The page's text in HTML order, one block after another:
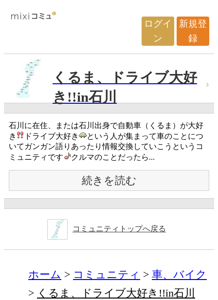
ログイ
ン
新規登
録
くるま、ドライブ大好
き!!in石川
石川に在住、または石川出身で自動車（くるま）が大好
き
ドライブ大好き
という人が集まって車のことにつ
いてガンガン語りあったり情報交換していこうというコ
ミュニティです
クルマのことだったら...
続きを読む
コミュニティトップへ戻る
ホーム コミュニティ
車、バイク
くるま、ドライブ大好き!!in石川